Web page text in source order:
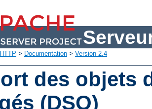
> Documentation > Version 2.4
des objets
(DSO)